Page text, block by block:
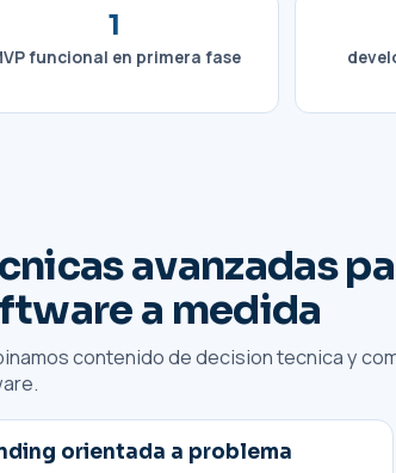
1
funcional en primera fase
avanzadas
a medida
contenido de decision tecnica y
orientada a problema